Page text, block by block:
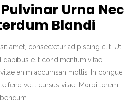
Urna Nec
Blandi
amet, consectetur adipiscing elit. Ut
dapibus elit condimentum vitae.
enim accumsan mollis. In congue
velit cursus vitae. Morbi lorem